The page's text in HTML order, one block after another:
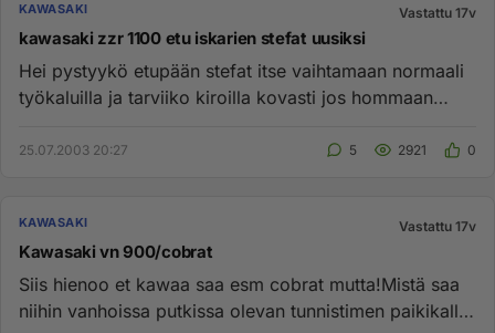
KAWASAKI Vastattu 17v
kawasaki zzr 1100 etu iskarien stefat uusiksi
Hei pystyykö etupään stefat itse vaihtamaan normaali
työkaluilla ja tarviiko kiroilla kovasti jos hommaan
25.07.2003 20:27 5 2921 0
KAWASAKI Vastattu 17v
Kawasaki vn 900/cobrat
Siis hienoo et kawaa saa esm cobrat mutta!Mistä saa
niihin vanhoissa putkissa olevan tunnistimen paikikalle